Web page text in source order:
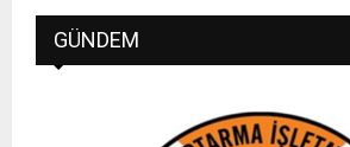
GÜNDEM